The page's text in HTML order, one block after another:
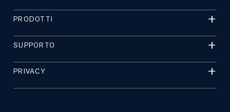
PRODOTTI
SUPPORTO
PRIVACY